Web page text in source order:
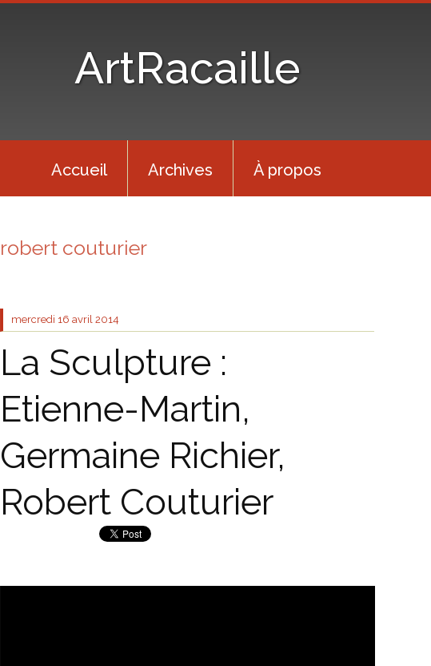
ArtRacaille
Accueil Archives À propos
robert couturier
mercredi 16 avril 2014
La Sculpture :
Etienne-Martin,
Germaine Richier,
Robert Couturier